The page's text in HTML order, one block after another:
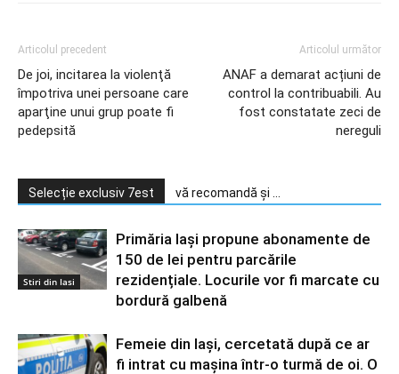
Articolul precedent
De joi, incitarea la violenţă
împotriva unei persoane care
aparţine unui grup poate fi
pedepsită
Articolul următor
ANAF a demarat acțiuni de
control la contribuabili. Au
fost constatate zeci de
nereguli
Selecție exclusiv 7est vă recomandă și ...
Stiri din Iasi
Primăria Iași propune abonamente de
150 de lei pentru parcările
rezidențiale. Locurile vor fi marcate cu
bordură galbenă
Femeie din Iași, cercetată după ce ar
fi intrat cu mașina într-o turmă de oi. O